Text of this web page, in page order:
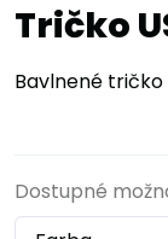
Tričko
Bavlnené tričko
Dostupné